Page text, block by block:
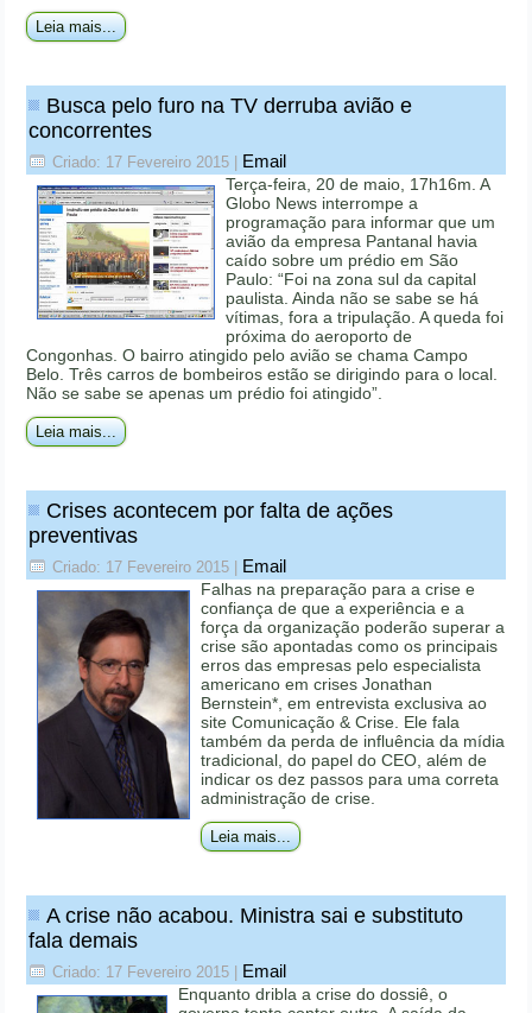
Leia mais...
Busca pelo furo na TV derruba avião e
concorrentes
Criado: 17 Fevereiro 2015 Email
Terça-feira, 20 de maio, 17h16m. A
Globo News interrompe a
programação para informar que um
avião da empresa Pantanal havia
caído sobre um prédio em São
Paulo: “Foi na zona sul da capital
paulista. Ainda não se sabe se há
vítimas, fora a tripulação. A queda foi
próxima do aeroporto de
Congonhas. O bairro atingido pelo avião se chama Campo
Belo. Três carros de bombeiros estão se dirigindo para o local.
Não se sabe se apenas um prédio foi atingido”.
Leia mais...
Crises acontecem por falta de ações
preventivas
Criado: 17 Fevereiro 2015 Email
Falhas na preparação para a crise e
confiança de que a experiência e a
força da organização poderão superar a
crise são apontadas como os principais
erros das empresas pelo especialista
americano em crises Jonathan
Bernstein*, em entrevista exclusiva ao
site Comunicação & Crise. Ele fala
também da perda de influência da mídia
tradicional, do papel do CEO, além de
indicar os dez passos para uma correta
administração de crise.
Leia mais...
A crise não acabou. Ministra sai e substituto
fala demais
Criado: 17 Fevereiro 2015 Email
Enquanto dribla a crise do dossiê, o